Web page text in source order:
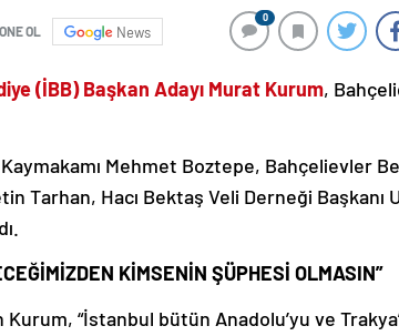
OL News
0
(İBB) Başkan Adayı Murat Kurum,
Mehmet Boztepe, Bahçelievler
Tarhan, Hacı Bektaş Veli Derneği
KİMSENİN ŞÜPHESİ OLMASIN”
“İstanbul bütün Anadolu’yu ve